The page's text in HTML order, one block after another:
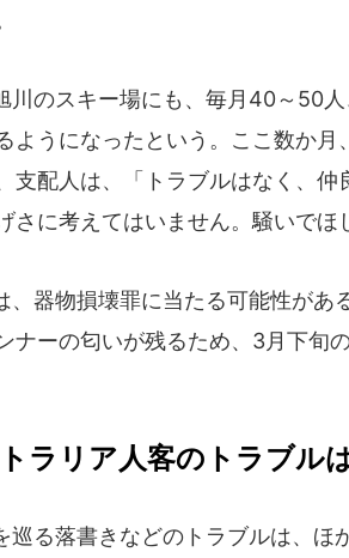
川のスキー場にも、毎月40～50
ようになったという。ここ数か
支配人は、「トラブルはなく、
さに考えてはいません。騒いでほ
器物損壊罪に当たる可能性があ
ナーの匂いが残るため、3月下旬
ラリア人客のトラブル
る落書きなどのトラブルは、ほ